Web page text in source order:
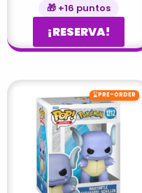
🎁 +16 puntos
¡RESERVA!
⌛PRE-ORDER